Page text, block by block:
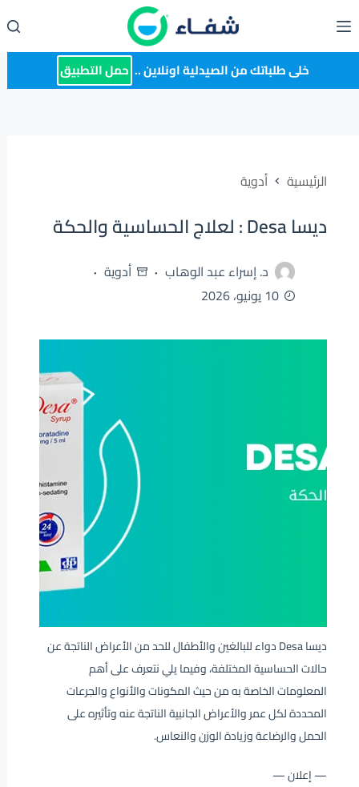
إلى
المحتوى خلى طلباتك من الصيدلية اونلاين .. حمل التطبيق
الرئيسية أدوية
ديسا Desa : لعلاج الحساسية والحكة
د. إسراء عبد الوهاب
أدوية
10 يونيو، 2026
ديسا Desa دواء للبالغين والأطفال للحد من الأعراض الناتجة عن
حالات الحساسية المختلفة، وفيما يلي نتعرف على أهم
المعلومات الخاصة به من حيث المكونات والأنواع والجرعات
المحددة لكل عمر والأعراض الجانبية الناتجة عنه وتأثيره على
الحمل والرضاعة وزيادة الوزن والنعاس.
— إعلان —